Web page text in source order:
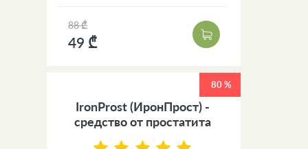
88 ₾
49 ₾
80 %
IronProst (ИронПрост) -
средство от простатита